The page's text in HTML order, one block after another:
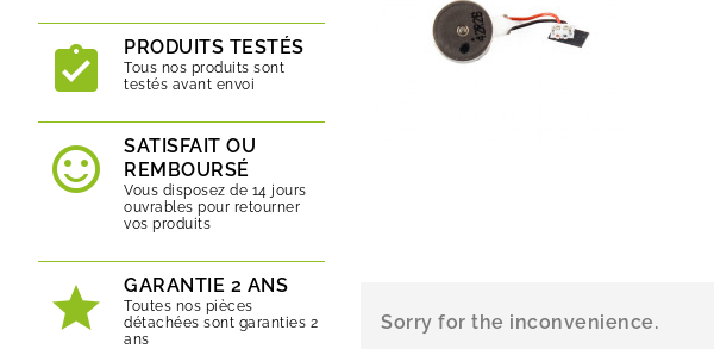
PRODUITS TESTÉS
Tous nos produits sont
testés avant envoi
SATISFAIT OU
REMBOURSÉ
Vous disposez de 14 jours
ouvrables pour retourner
vos produits
GARANTIE 2 ANS
Toutes nos pièces
détachées sont garanties 2
ans
Sorry for the inconvenience.